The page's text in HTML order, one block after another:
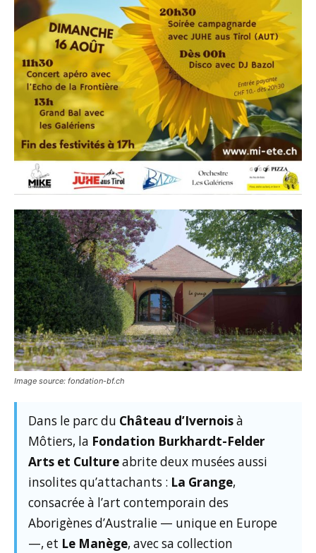
Image source: fondation-bf.ch
Dans le parc du Château d’Ivernoisà
Môtiers, la Fondation Burkhardt-Felder
Arts et Cultureabrite deux musées aussi
insolites qu’attachants : La Grange,
consacrée à l’art contemporain des
Aborigènes d’Australie — unique en Europe
—, et Le Manège, avec sa collection